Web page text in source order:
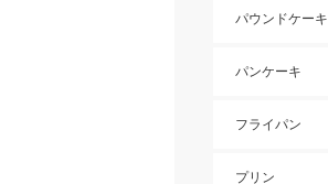
パウンドケーキ
パンケーキ
フライパン
プリン